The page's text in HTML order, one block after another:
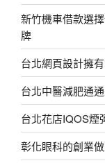
新竹機車借款選
牌
台北網頁設計擁
台北中醫減肥通
台北花店IQOS煙
彰化眼科的創業